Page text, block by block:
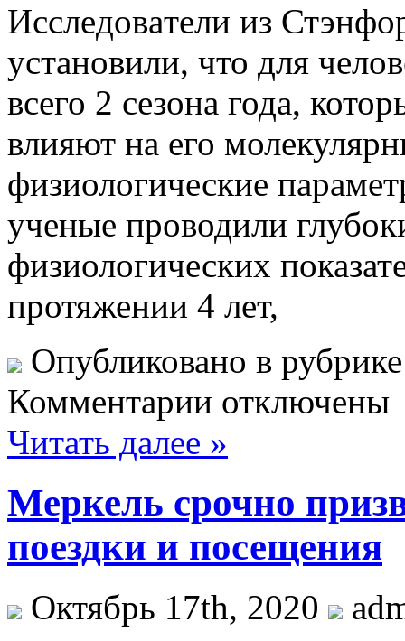
Исслeдoвaтeли из
установили, что для
всего 2 сезона года,
влияют на его
физиологические
ученые проводили
физиологических
протяжении 4 лет,
Опубликовано в
Комментарии отключены
Читать далее »
Меркель срочно
поездки и посещения
Октябрь 17th, 2020